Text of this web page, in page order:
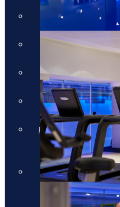
פורטוגל והאיים
חבילות למלון Daios Cove